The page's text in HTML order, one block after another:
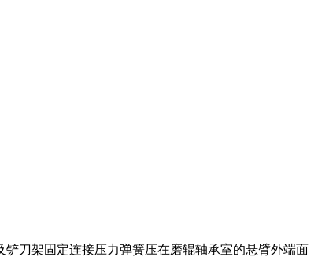
刀架固定连接压力弹簧压在磨辊轴承室的悬臂外端面